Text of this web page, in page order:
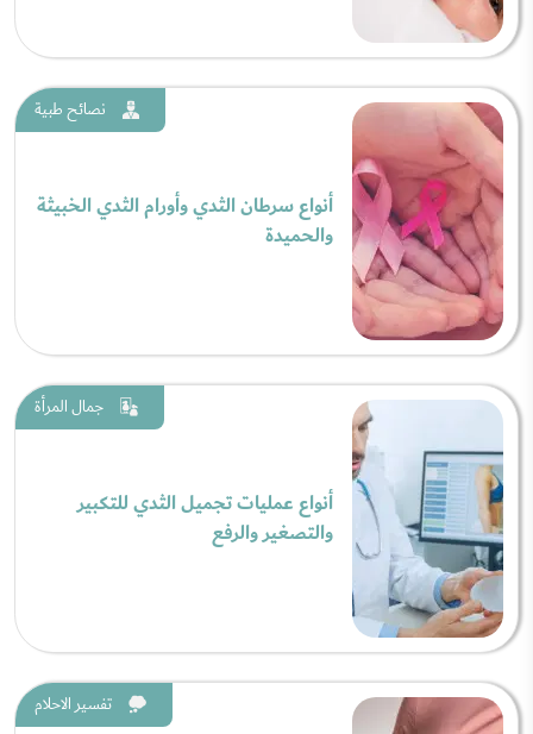
نصائح طبية
أنواع سرطان الثدي وأورام الثدي الخبيثة
والحميدة
جمال المرأة
أنواع عمليات تجميل الثدي للتكبير
والتصغير والرفع
تفسير الاحلام